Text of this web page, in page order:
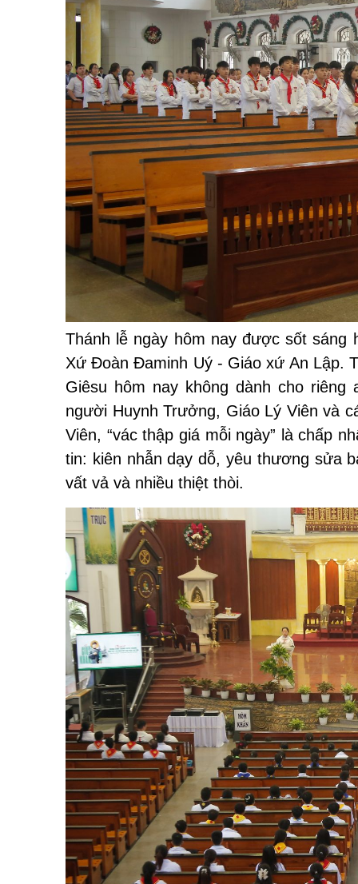
Thánh lễ ngày hôm nay được sốt
Xứ Đoàn Đaminh Uý - Giáo xứ An Lập.
Giêsu hôm nay không dành cho
người Huynh Trưởng, Giáo Lý Viên và
Viên, “vác thập giá mỗi ngày” là chấp
tin: kiên nhẫn dạy dỗ, yêu thương sửa
vất vả và nhiều thiệt thòi.